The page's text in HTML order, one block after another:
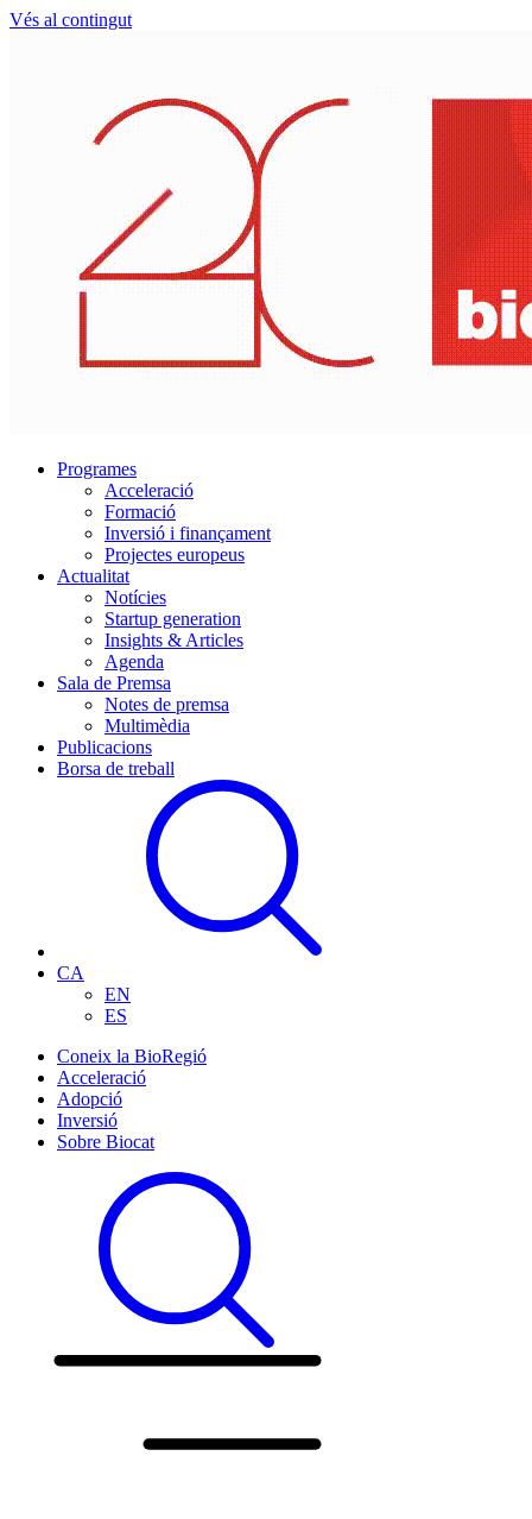
Vés al contingut
Programes
Acceleració
Formació
Inversió i finançament
Projectes europeus
Actualitat
Notícies
Startup generation
Insights & Articles
Agenda
Sala de Premsa
Notes de premsa
Multimèdia
Publicacions
Borsa de treball
CA
EN
ES
Coneix la BioRegió
Acceleració
Adopció
Inversió
Sobre Biocat